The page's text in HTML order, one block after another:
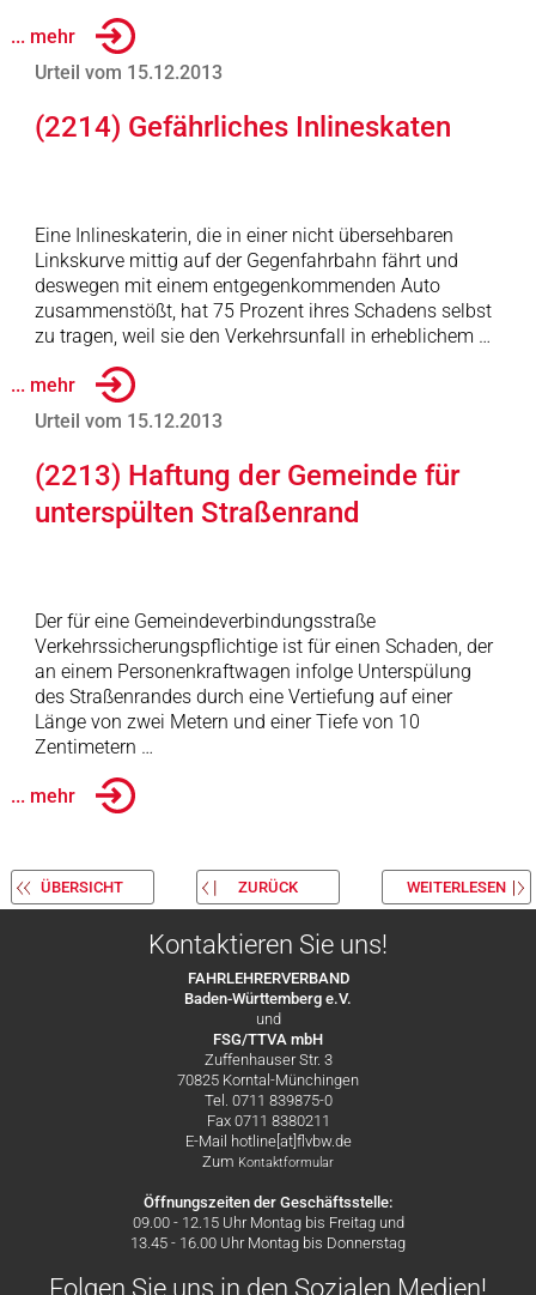
... mehr
Urteil vom 15.12.2013
(2214) Gefährliches Inlineskaten
Eine Inlineskaterin, die in einer nicht übersehbaren
Linkskurve mittig auf der Gegenfahrbahn fährt und
deswegen mit einem entgegenkommenden Auto
zusammenstößt, hat 75 Prozent ihres Schadens selbst
zu tragen, weil sie den Verkehrsunfall in erheblichem …
... mehr
Urteil vom 15.12.2013
(2213) Haftung der Gemeinde für
unterspülten Straßenrand
Der für eine Gemeindeverbindungsstraße
Verkehrssicherungspflichtige ist für einen Schaden, der
an einem Personenkraftwagen infolge Unterspülung
des Straßenrandes durch eine Vertiefung auf einer
Länge von zwei Metern und einer Tiefe von 10
Zentimetern …
... mehr
ÜBERSICHT ZURÜCK WEITERLESEN
Kontaktieren Sie uns!
FAHRLEHRERVERBAND
Baden-Württemberg e.V.
und
FSG/TTVA mbH
Zuffenhauser Str. 3
70825 Korntal-Münchingen
Tel. 0711 839875-0
Fax 0711 8380211
E-Mail hotline[at]flvbw.de
Zum Kontaktformular
Öffnungszeiten der Geschäftsstelle:
09.00 - 12.15 Uhr Montag bis Freitag und
13.45 - 16.00 Uhr Montag bis Donnerstag
Folgen Sie uns in den Sozialen Medien!